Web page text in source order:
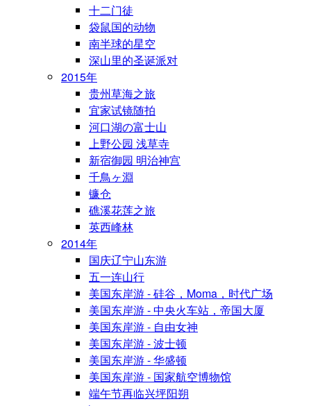
十二门徒
袋鼠国的动物
南半球的星空
深山里的圣诞派对
2015年
贵州草海之旅
宜家试镜随拍
河口湖の富士山
上野公园 浅草寺
新宿御园 明治神宫
千鳥ヶ淵
镰仓
礁溪花莲之旅
英西峰林
2014年
国庆辽宁山东游
五一连山行
美国东岸游 - 硅谷，Moma，时代广场
美国东岸游 - 中央火车站，帝国大厦
美国东岸游 - 自由女神
美国东岸游 - 波士顿
美国东岸游 - 华盛顿
美国东岸游 - 国家航空博物馆
端午节再临兴坪阳朔